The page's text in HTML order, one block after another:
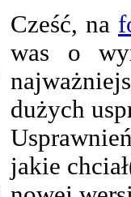
Cześć, na
was o
dużych
jakie